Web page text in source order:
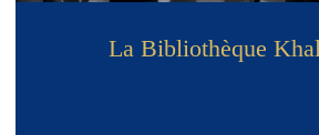
La Bibliothèque